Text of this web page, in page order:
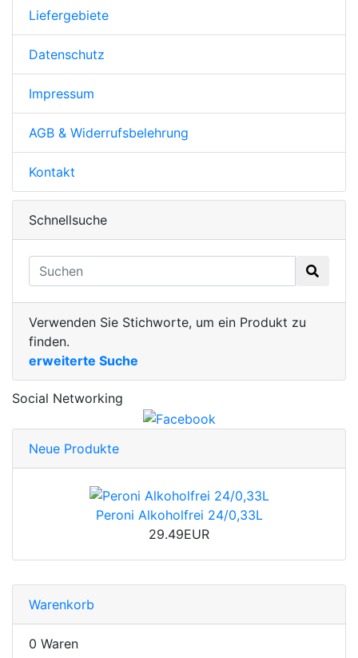
Liefergebiete
Datenschutz
Impressum
AGB & Widerrufsbelehrung
Kontakt
Schnellsuche
Verwenden Sie Stichworte, um ein Produkt zu
finden.
erweiterte Suche
Social Networking
Neue Produkte
Peroni Alkoholfrei 24/0,33L
29.49EUR
Warenkorb
0 Waren